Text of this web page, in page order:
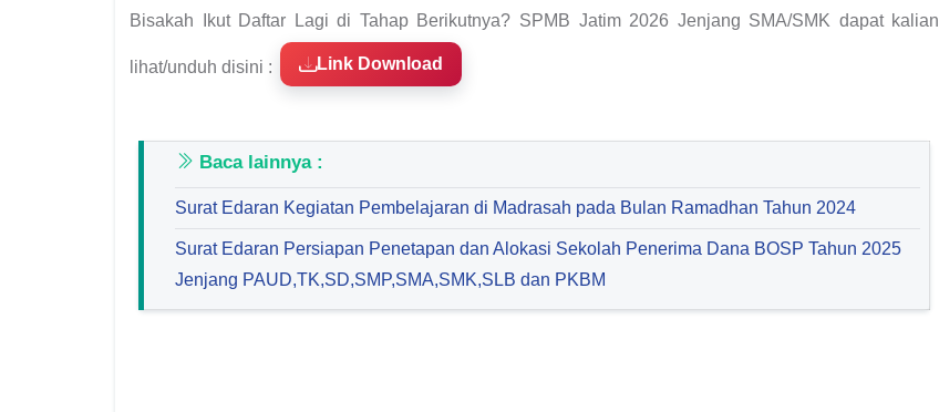
Bisakah Ikut Daftar Lagi di Tahap Berikutnya? SPMB Jatim 2026 Jenjang SMA/SMK dapat kalian
lihat/unduh disini : Link Download
Baca lainnya :
Surat Edaran Kegiatan Pembelajaran di Madrasah pada Bulan Ramadhan Tahun 2024
Surat Edaran Persiapan Penetapan dan Alokasi Sekolah Penerima Dana BOSP Tahun 2025
Jenjang PAUD,TK,SD,SMP,SMA,SMK,SLB dan PKBM